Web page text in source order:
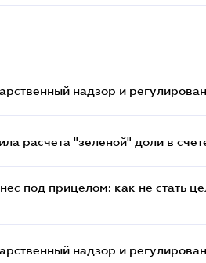
надзор и
расчета "зеленой" доли в
под прицелом: как не стать
надзор и